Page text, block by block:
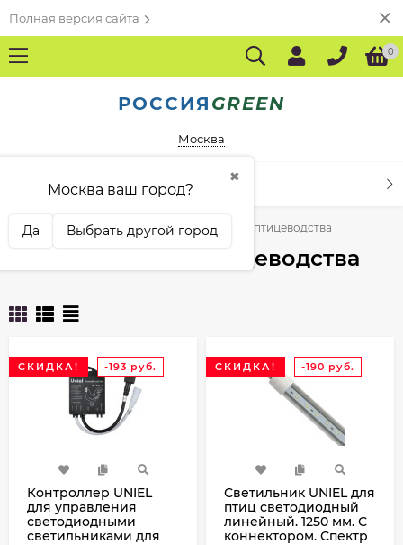
Полная версия сайта
0
РОССИЯ GREEN
Москва
✖
Москва ваш город?
Да Выбрать другой город
КАТАЛОГ ТОВАРОВ
Главная Освещение Освещение для птицеводства
Освещение для птицеводства
СКИДКА! -193 руб.
Контроллер UNIEL
для управления
светодиодными
светильниками для
СКИДКА! -190 руб.
Светильник UNIEL для
птиц светодиодный
линейный. 1250 мм. С
коннектором. Спектр